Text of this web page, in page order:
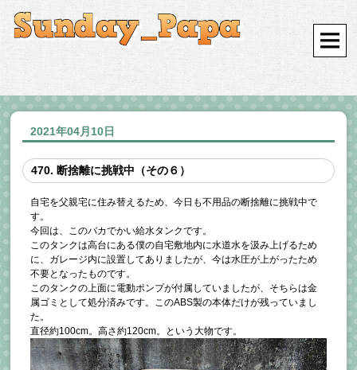
2021年04月10日
470. 断捨離に挑戦中（その６）
自宅を父親宅に住み替えるため、今日も不用品の断捨離に挑戦中で
す。
今回は、このバカでかい給水タンクです。
このタンクは高台にある僕の自宅敷地内に水道水を汲み上げるため
に、ガレージ内に設置してありましたが、今は水圧が上がったため
不要となったものです。
このタンクの上面に電動ポンプが付属していましたが、そちらは金
属ゴミとして処分済みです。このABS製の本体だけが残っていまし
た。
直径約100cm。高さ約120cm。という大物です。